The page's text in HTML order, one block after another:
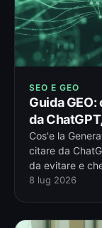
SEO E GEO
Guida
da
Cos'e la
citare da
da evitare e
8 lug 2026